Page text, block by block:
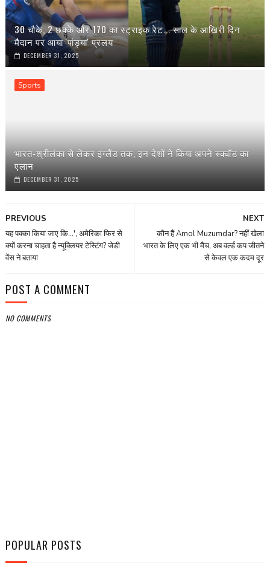
30 चौके, 2 छक्के और 170 का स्ट्राइक रेट... साल के आखिरी दिन
मैदान पर आया 'पांड्या' प्रलय
DECEMBER 31, 2025
Sports
भारत-श्रीलंका से लेकर इंग्‍लैंड तक, इन देशों ने किया अपने स्‍क्वॉड का
एलान
DECEMBER 31, 2025
NEXT
कौन हैं Amol Muzumdar? नहीं खेला
भारत के लिए एक भी मैच, अब वर्ल्‍ड कप जीतने
से केवल एक कदम दूर
PREVIOUS
यह पक्का किया जाए कि...', अमेरिका फिर से
क्यों करना चाहता है न्यूक्लियर टेस्टिंग? जेडी
वेंस ने बताया
POST A COMMENT
NO COMMENTS
POPULAR POSTS